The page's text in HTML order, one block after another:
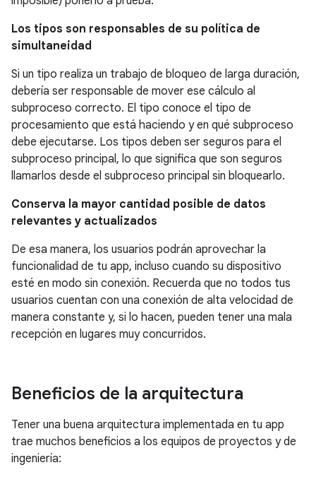
Los tipos son responsables de su política de
simultaneidad
Si un tipo realiza un trabajo de bloqueo de larga duración,
debería ser responsable de mover ese cálculo al
subproceso correcto. El tipo conoce el tipo de
procesamiento que está haciendo y en qué subproceso
debe ejecutarse. Los tipos deben ser seguros para el
subproceso principal, lo que significa que son seguros
llamarlos desde el subproceso principal sin bloquearlo.
Conserva la mayor cantidad posible de datos
relevantes y actualizados
De esa manera, los usuarios podrán aprovechar la
funcionalidad de tu app, incluso cuando su dispositivo
esté en modo sin conexión. Recuerda que no todos tus
usuarios cuentan con una conexión de alta velocidad de
manera constante y, si lo hacen, pueden tener una mala
recepción en lugares muy concurridos.
Beneficios de la arquitectura
Tener una buena arquitectura implementada en tu app
trae muchos beneficios a los equipos de proyectos y de
ingeniería: